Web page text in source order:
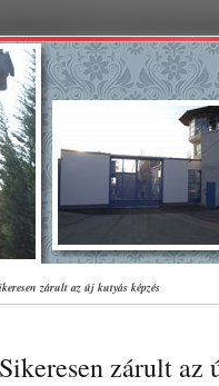
zárult az új kutyás képzés
Sikeresen zárult az